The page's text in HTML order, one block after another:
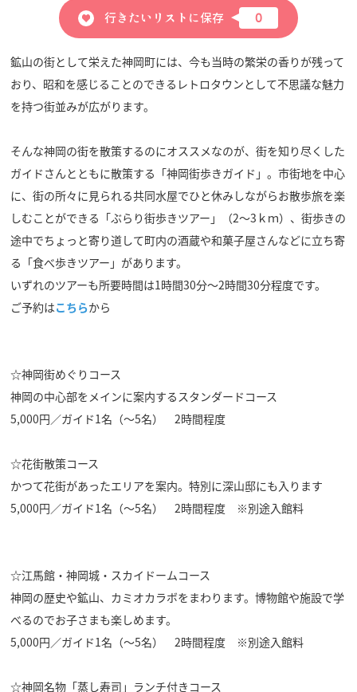
鉱山の街として栄えた神岡町には、今も当時の繁栄の香りが残って
おり、昭和を感じることのできるレトロタウンとして不思議な魅力
を持つ街並みが広がります。
そんな神岡の街を散策するのにオススメなのが、街を知り尽くした
ガイドさんとともに散策する「神岡街歩きガイド」。市街地を中心
に、街の所々に見られる共同水屋でひと休みしながらお散歩旅を楽
しむことができる「ぶらり街歩きツアー」（2～3ｋｍ）、街歩きの
途中でちょっと寄り道して町内の酒蔵や和菓子屋さんなどに立ち寄
る「食べ歩きツアー」があります。
いずれのツアーも所要時間は1時間30分～2時間30分程度です。
ご予約はこちらから
☆神岡街めぐりコース
神岡の中心部をメインに案内するスタンダードコース
5,000円／ガイド1名（～5名） 2時間程度
☆花街散策コース
かつて花街があったエリアを案内。特別に深山邸にも入ります
5,000円／ガイド1名（～5名） 2時間程度 ※別途入館料
☆江馬館・神岡城・スカイドームコース
神岡の歴史や鉱山、カミオカラボをまわります。博物館や施設で学
べるのでお子さまも楽しめます。
5,000円／ガイド1名（～5名） 2時間程度 ※別途入館料
☆神岡名物「蒸し寿司」ランチ付きコース
行きたいリストに保存 0